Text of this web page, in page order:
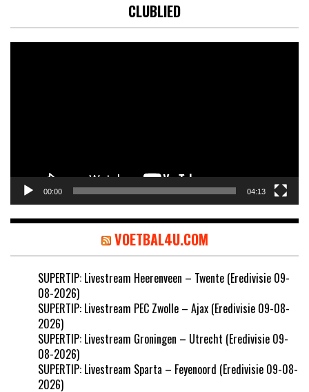
CLUBLIED
00:00 04:13
VOETBAL4U.COM
SUPERTIP: Livestream Heerenveen – Twente (Eredivisie 09-
08-2026)
SUPERTIP: Livestream PEC Zwolle – Ajax (Eredivisie 09-08-
2026)
SUPERTIP: Livestream Groningen – Utrecht (Eredivisie 09-
08-2026)
SUPERTIP: Livestream Sparta – Feyenoord (Eredivisie 09-08-
2026)